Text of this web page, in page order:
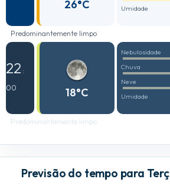
26°C Umidade
Predominantemente limpo
22 :
00
18°C
Nebulosidade
Chuva
Neve
Umidade
Predominantemente limpo
Previsão do tempo para